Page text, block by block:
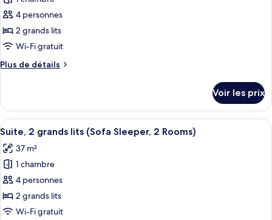
très
grand
lit
pour
ce
type
chambre :
grands
lits
4 personnes
2 grands lits
Wi-Fi gratuit
Plus de détails
Plus
le
type
de
Chambre,
2
grands
lits
Voir les prix
Afficher
toutes
les
photos
pour
ce
type
Une chambre d’hôtel avec un mur
7
Suite, 2 grands lits (Sofa Sleeper, 2 Rooms)
37 m²
1 chambre
4 personnes
2 grands lits
Wi-Fi gratuit